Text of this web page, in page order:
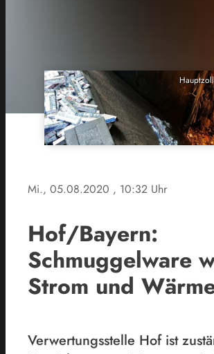
Mi., 05.08.2020 , 10:32 Uhr
Hof/Bayern:
Schmuggelware
Strom und
Verwertungsstelle Hof ist